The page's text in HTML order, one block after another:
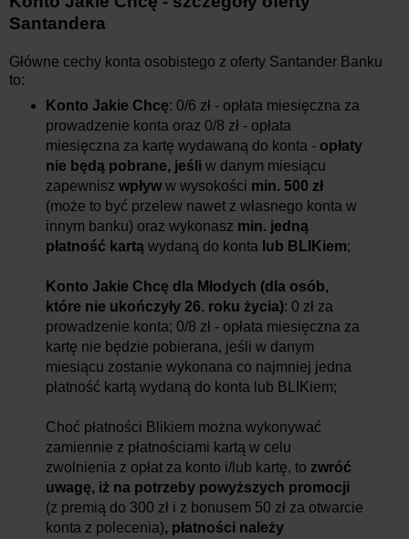
Santandera
Główne cechy konta osobistego z oferty Santander Banku
to:
Konto Jakie Chcę: 0/6 zł - opłata miesięczna za
prowadzenie konta oraz 0/8 zł - opłata
miesięczna za kartę wydawaną do konta - opłaty
nie będą pobrane, jeśli w danym miesiącu
zapewnisz wpływw wysokości min. 500 zł
(może to być przelew nawet z własnego konta w
innym banku) oraz wykonasz min. jedną
płatność kartąwydaną do konta lub BLIKiem;
Konto Jakie Chcę dla Młodych (dla osób,
które nie ukończyły 26. roku życia): 0 zł za
prowadzenie konta; 0/8 zł - opłata miesięczna za
kartę nie będzie pobierana, jeśli w danym
miesiącu zostanie wykonana co najmniej jedna
płatność kartą wydaną do konta lub BLIKiem;
Choć płatności Blikiem można wykonywać
zamiennie z płatnościami kartą w celu
zwolnienia z opłat za konto i/lub kartę, to zwróć
uwagę, iż na potrzeby powyższych promocji
(z premią do 300 zł i z bonusem 50 zł za otwarcie
konta z polecenia), płatności należy